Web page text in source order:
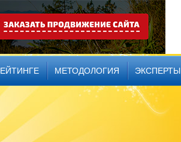
МЕТОДОЛОГИЯ ЭКСПЕРТЫ